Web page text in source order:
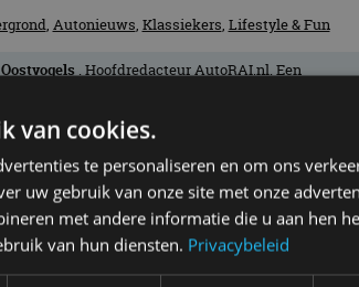
, Autonieuws, Klassiekers, Lifestyle & Fun
. Hoofdredacteur AutoRAI.nl. Een
Brussels kon tot
liefhebber van Britse
is nu te laat. Gelukkig
van cookies.
te personaliseren en om ons
uw gebruik van onze site met onze
met andere informatie die u aan hen
van hun diensten. Privacybeleid